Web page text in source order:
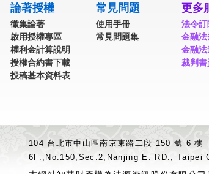
論著授權
徵集論著
啟用授權專區
權利金計算說明
授權合約書下載
投稿基本資料表
常見問題
使用手冊
常見問題集
更多
法令
金融
金融
裁判
104 台北市中山區南京東路二段 150 號 6 樓
6F.,No.150,Sec.2,Nanjing E. RD., Taipei